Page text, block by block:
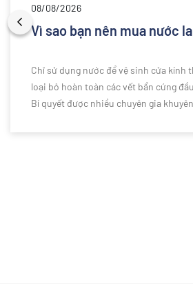
08/08/2026
Vì sao bạn nên mua nước
Chỉ sử dụng nước để vệ sinh cửa kính
loại bỏ hoàn toàn các vết bẩn cứng
Bí quyết được nhiều chuyên gia